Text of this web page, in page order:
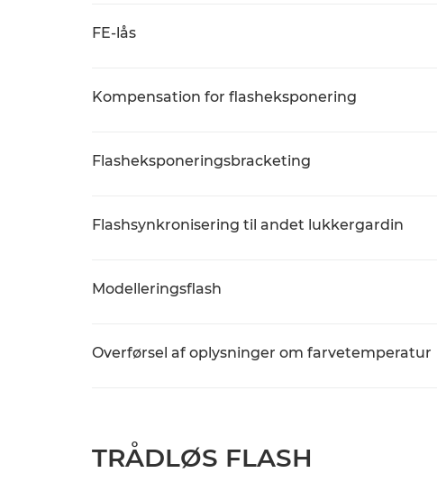
FE-lås
Kompensation for flasheksponering
Flasheksponeringsbracketing
Flashsynkronisering til andet lukkergardin
Modelleringsflash
Overførsel af oplysninger om farvetemperatur
TRÅDLØS FLASH